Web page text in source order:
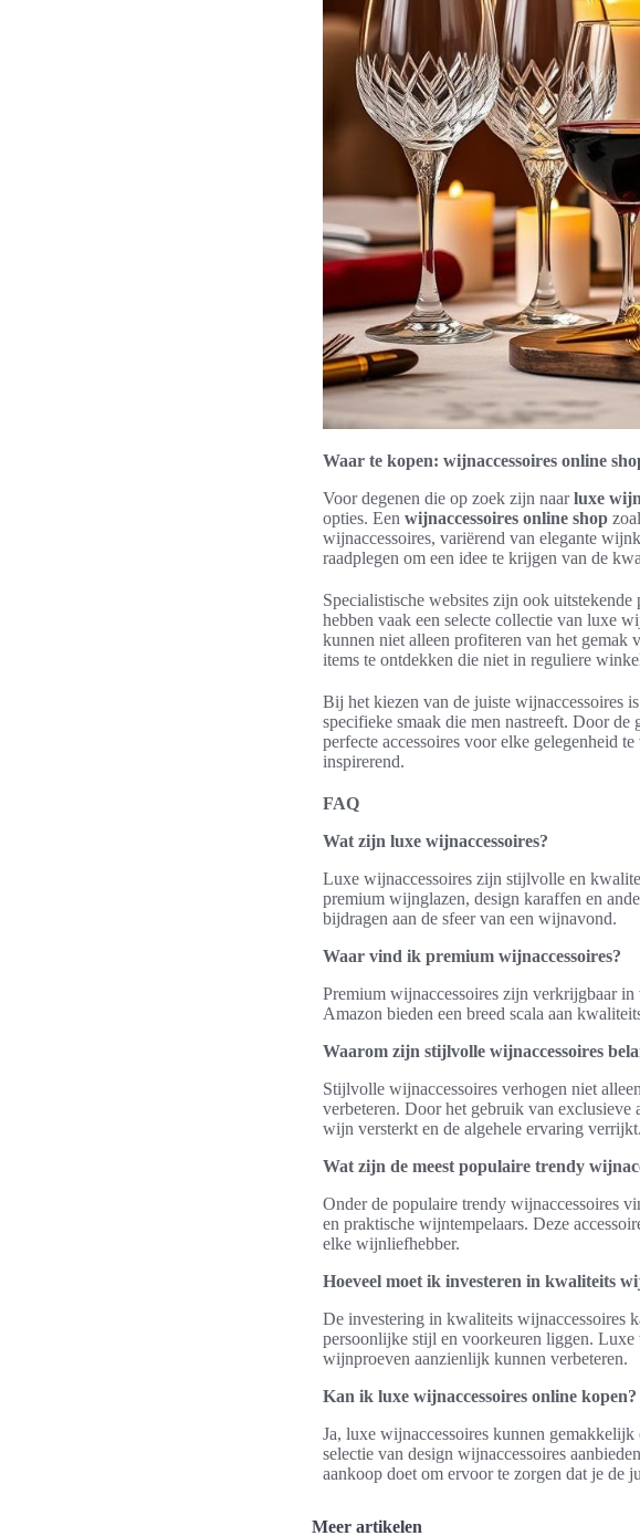
Waar te kopen: wijnaccessoires online
Voor degenen die op zoek zijn naarluxe
opties. Een wijnaccessoires online shop
wijnaccessoires, variërend van elegante
raadplegen om een idee te krijgen van de
Specialistische websites zijn ook
hebben vaak een selecte collectie van luxe
kunnen niet alleen profiteren van het gemak
items te ontdekken die niet in reguliere
Bij het kiezen van de juiste wijnaccessoires
specifieke smaak die men nastreeft. Door
perfecte accessoires voor elke gelegenheid
inspirerend.
FAQ
Wat zijn luxe wijnaccessoires?
Luxe wijnaccessoires zijn stijlvolle en
premium wijnglazen, design karaffen en
bijdragen aan de sfeer van een wijnavond.
Waar vind ik premium wijnaccessoires?
Premium wijnaccessoires zijn verkrijgbaar
Amazon bieden een breed scala aan
Waarom zijn stijlvolle wijnaccessoires
Stijlvolle wijnaccessoires verhogen niet
verbeteren. Door het gebruik van exclusieve
wijn versterkt en de algehele ervaring verrijkt.
Wat zijn de meest populaire trendy
Onder de populaire trendy wijnaccessoires
en praktische wijntempelaars. Deze
elke wijnliefhebber.
Hoeveel moet ik investeren in kwaliteits
De investering in kwaliteits wijnaccessoires
persoonlijke stijl en voorkeuren liggen. Luxe
wijnproeven aanzienlijk kunnen verbeteren.
Kan ik luxe wijnaccessoires online kopen?
Ja, luxe wijnaccessoires kunnen
selectie van design wijnaccessoires
aankoop doet om ervoor te zorgen dat je de
Meer artikelen